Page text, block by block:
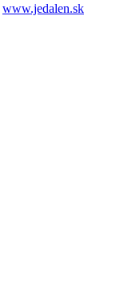
www.jedalen.sk